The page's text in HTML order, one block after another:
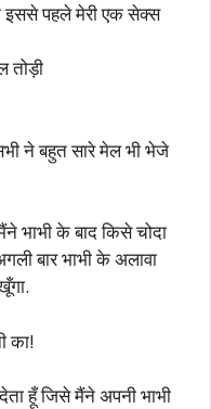
इससे पहले मेरी एक सेक्स
तोड़ी
ने बहुत सारे मेल भी भेजे
भाभी के बाद किसे चोदा
बार भाभी के अलावा
का!
हूँ जिसे मैंने अपनी भाभी